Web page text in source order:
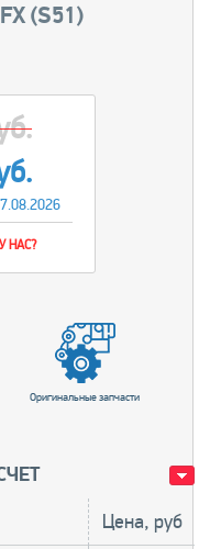
(S51)
НАС?
Оригинальные запчасти
Цена, руб